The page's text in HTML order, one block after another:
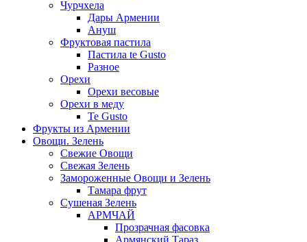
Чурчхела
Дары Армении
Ануш
Фруктовая пастила
Пастила te Gusto
Разное
Орехи
Орехи весовые
Орехи в меду
Te Gusto
Фрукты из Армении
Овощи. Зелень
Свежие Овощи
Свежая Зелень
Замороженные Овощи и Зелень
Тамара фрут
Сушеная Зелень
АРМЧАЙ
Прозрачная фасовка
Армянский Тараз